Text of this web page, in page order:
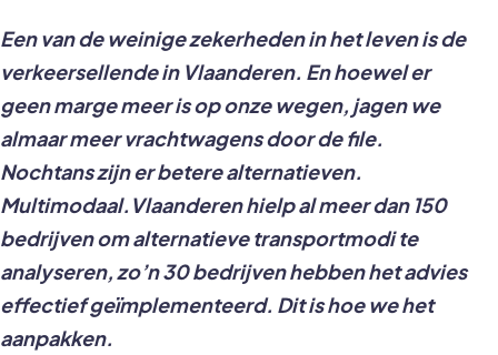
Een van de weinige zekerheden in het leven is de
verkeersellende in Vlaanderen. En hoewel er
geen marge meer is op onze wegen, jagen we
almaar meer vrachtwagens door de file.
Nochtans zijn er betere alternatieven.
Multimodaal.Vlaanderen hielp al meer dan 150
bedrijven om alternatieve transportmodi te
analyseren, zo’n 30 bedrijven hebben het advies
effectief geïmplementeerd. Dit is hoe we het
aanpakken.